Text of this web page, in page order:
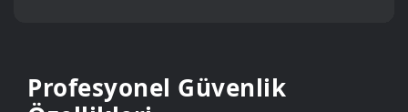
Profesyonel Güvenlik